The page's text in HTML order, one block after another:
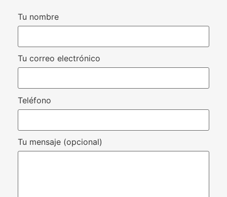
Tu nombre
Tu correo electrónico
Teléfono
Tu mensaje (opcional)